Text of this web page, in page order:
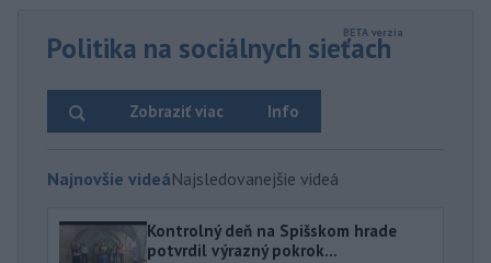
Politika na sociálnych sieťach
Info
Zobraziť viac
Najnovšie videáNajsledovanejšie videá
Kontrolný deň na Spišskom hrade
potvrdil výrazný pokrok...